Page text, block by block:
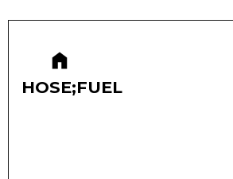
HOSE;FUEL